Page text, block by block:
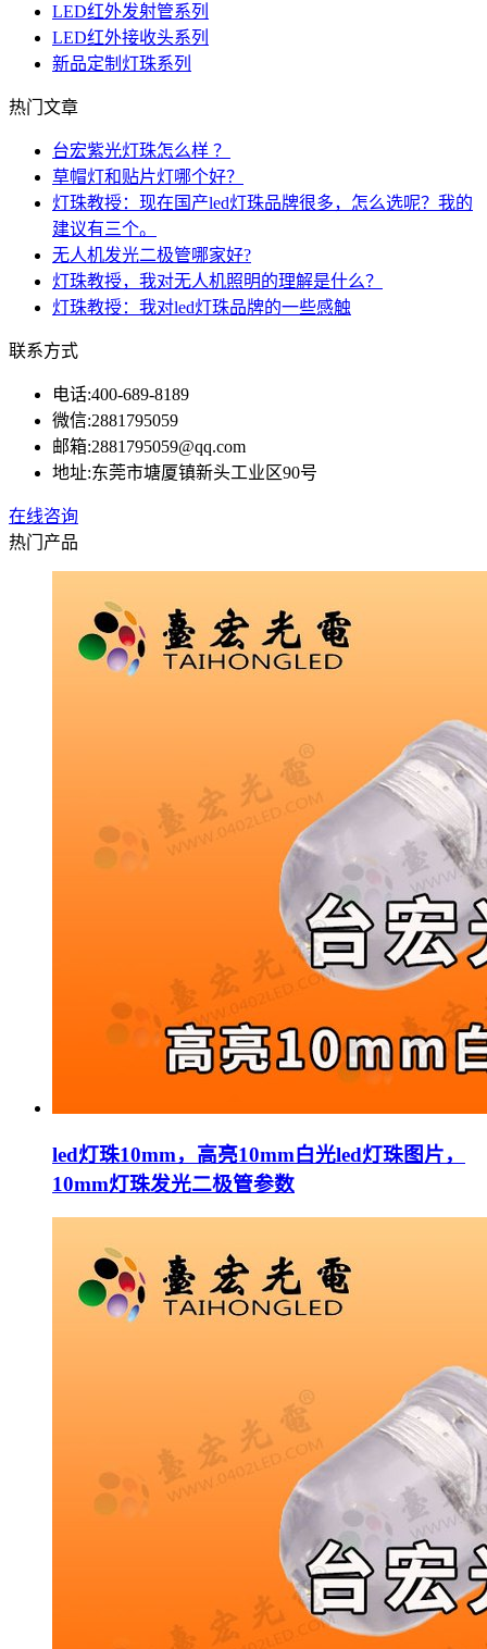
LED红外发射管系列
LED红外接收头系列
新品定制灯珠系列
热门文章
台宏紫光灯珠怎么样 ？
草帽灯和贴片灯哪个好？
灯珠教授：现在国产led灯珠品牌很多，怎么选呢？我的
建议有三个。
无人机发光二极管哪家好?
灯珠教授，我对无人机照明的理解是什么？
灯珠教授：我对led灯珠品牌的一些感触
联系方式
电话:400-689-8189
微信:2881795059
邮箱:2881795059@qq.com
地址:东莞市塘厦镇新头工业区90号
在线咨询
热门产品
led灯珠10mm，高亮10mm白光led灯珠图片，
10mm灯珠发光二极管参数